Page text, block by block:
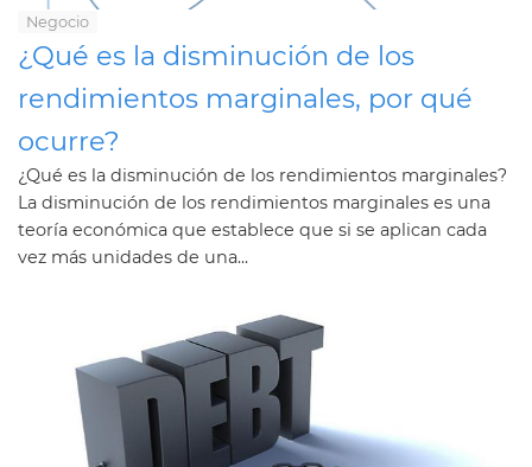
Negocio
¿Qué es la disminución de los
rendimientos marginales, por qué
ocurre?
¿Qué es la disminución de los rendimientos marginales?
La disminución de los rendimientos marginales es una
teoría económica que establece que si se aplican cada
vez más unidades de una...